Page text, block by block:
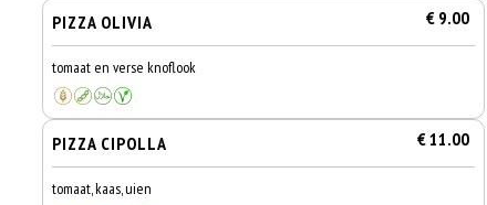
PIZZA OLIVIA € 9.00
tomaat en verse knoflook
PIZZA CIPOLLA € 11.00
tomaat, kaas, uien